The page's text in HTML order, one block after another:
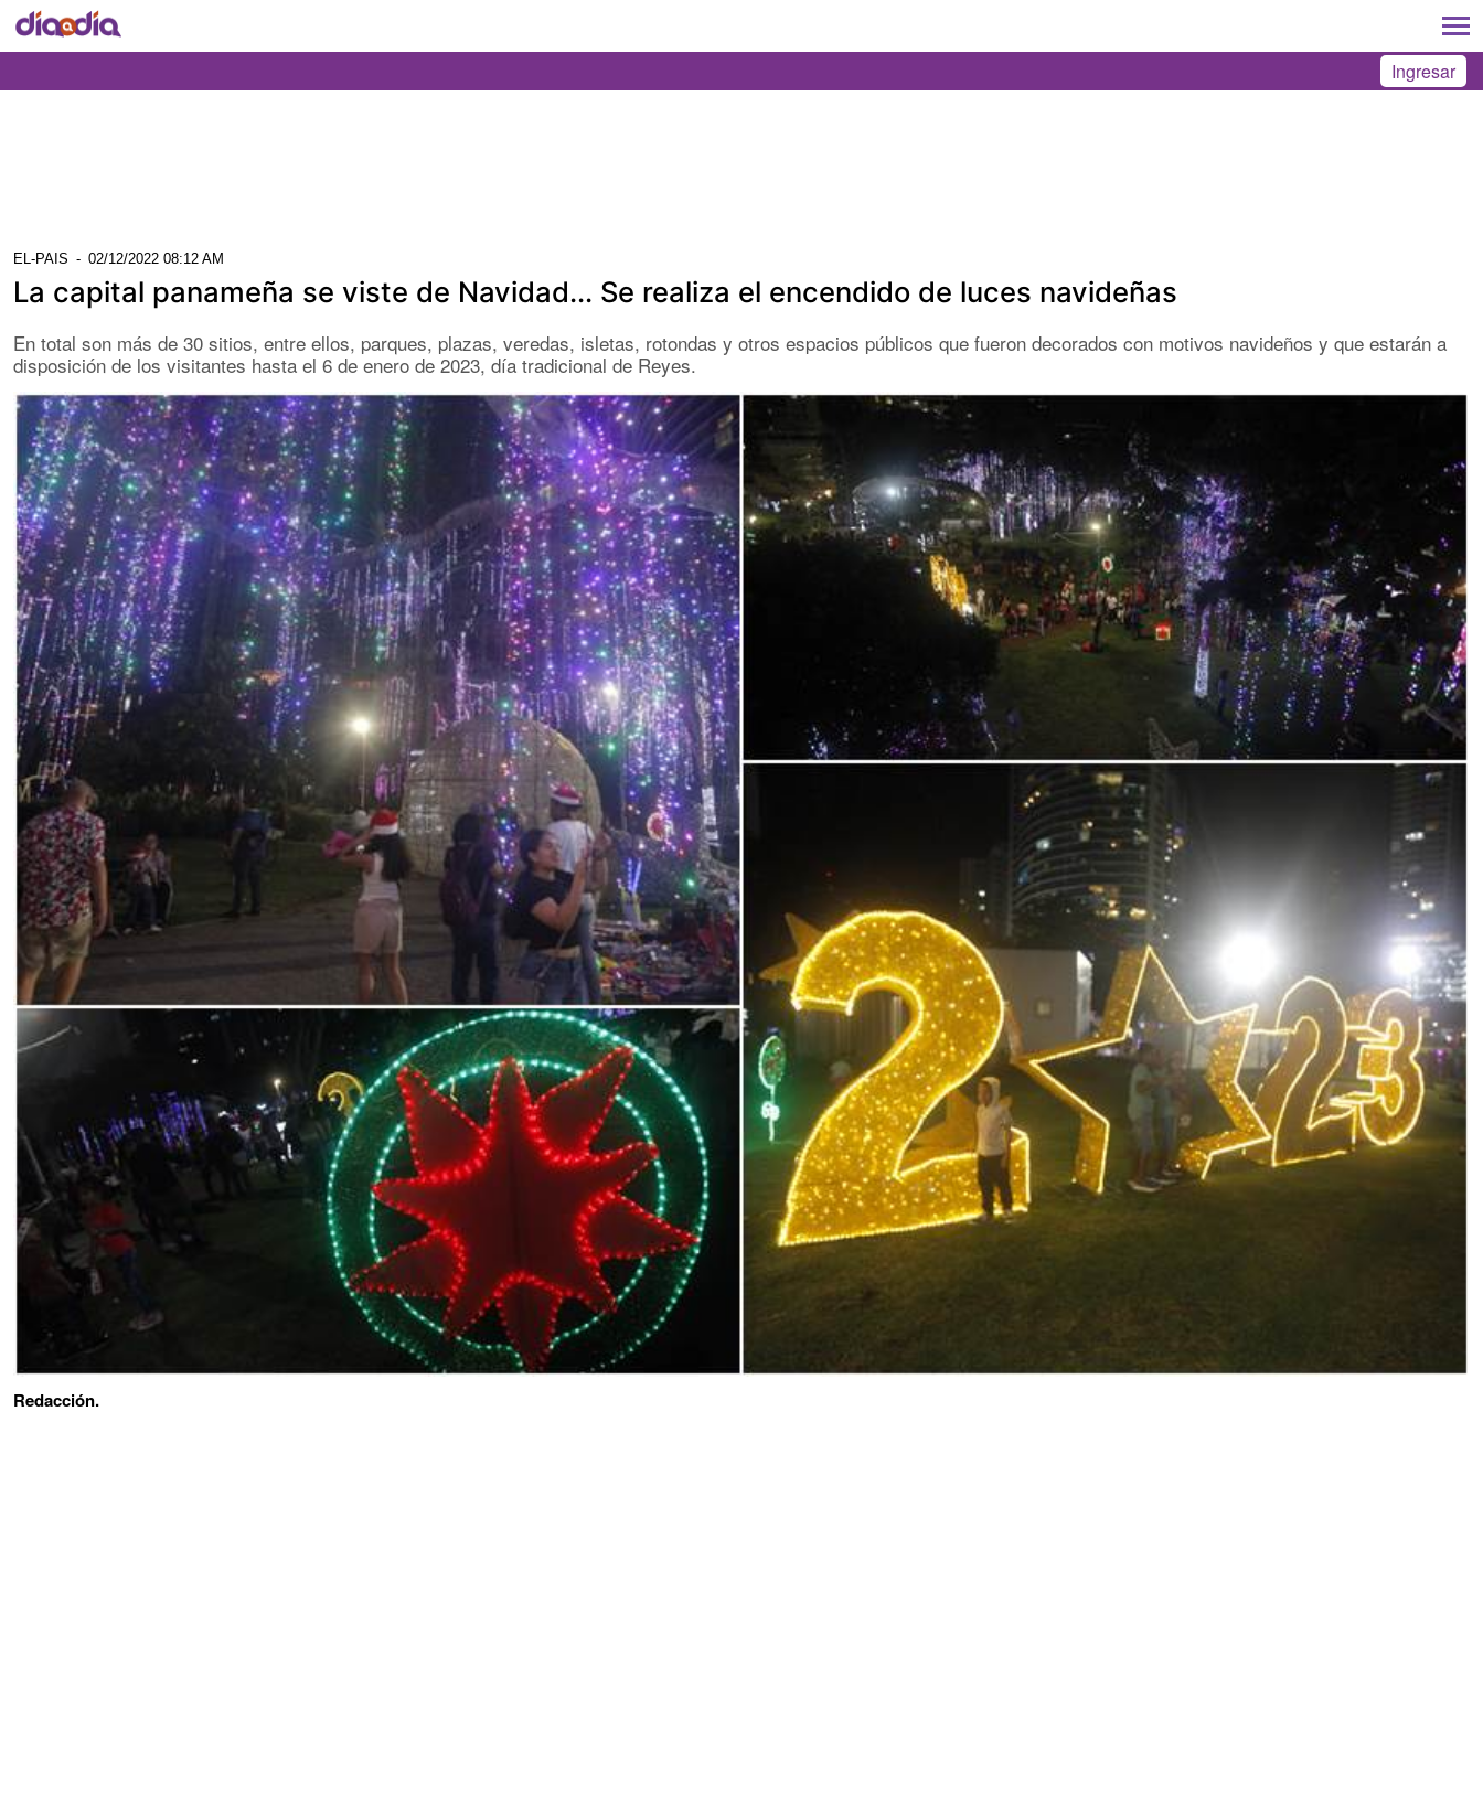
Ingresar
EL-PAIS - 02/12/2022 08:12 AM
La capital panameña se viste de Navidad... Se realiza el encendido de luces navideñas
En total son más de 30 sitios, entre ellos, parques, plazas, veredas, isletas, rotondas y otros espacios públicos que fueron decorados con motivos navideños y que estarán a
disposición de los visitantes hasta el 6 de enero de 2023, día tradicional de Reyes.
Redacción.